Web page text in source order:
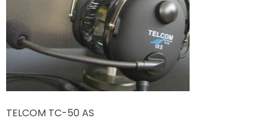
TELCOM TC-50 AS